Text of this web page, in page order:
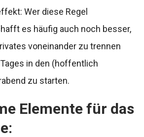
Wer diese Regel
es häufig auch noch besser,
voneinander zu trennen
in den (hoffentlich
zu starten.
Elemente für das